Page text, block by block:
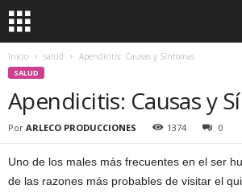
Inicio salud Apendicitis: Causas y Síntomas
SALUD
Apendicitis: Causas y
Por ARLECO PRODUCCIONES 1374 0
Uno de los males más frecuentes en el ser
de las razones más probables de visitar el